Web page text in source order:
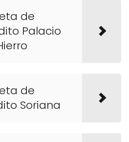
de
Palacio
de
Soriana